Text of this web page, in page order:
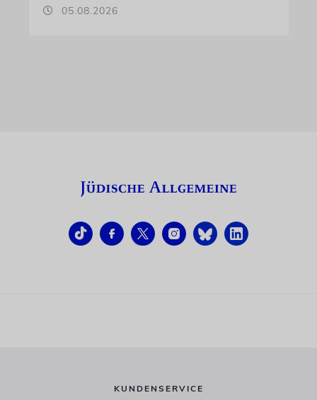
05.08.2026
KUNDENSERVICE